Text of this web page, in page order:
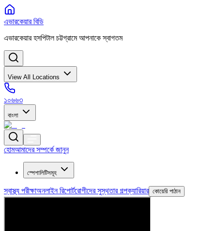
এভারকেয়ার বিডি
এভারকেয়ার হসপিটাল চট্টগ্রামে আপনাকে স্বাগতম
View All Locations
১০৬৬৩
বাংলা
হোমআমাদের সম্পর্কে জানুন
স্পেশালিটিসমূহ
স্বাস্থ্য পরীক্ষাঅনলাইন রিপোর্টরোগীদের সুস্থতার গল্পক্যারিয়ার কোয়েরি পাঠান